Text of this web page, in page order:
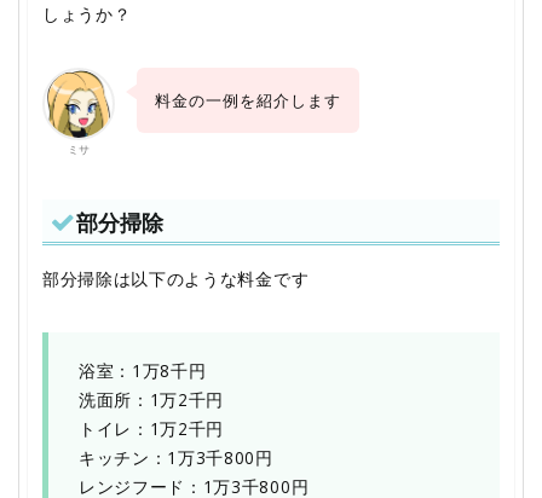
しょうか？
ミサ
料金の一例を紹介します
部分掃除
部分掃除は以下のような料金です
浴室：1万8千円
洗面所：1万2千円
トイレ：1万2千円
キッチン：1万3千800円
レンジフード：1万3千800円